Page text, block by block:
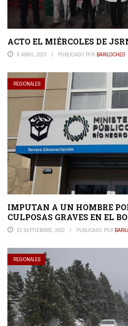
ACTO EL MIÉRCOLES DE
6 ABRIL, 2023 PUBLICADO POR BARILOCHED
REGIONALES
IMPUTAN A UN HOMBRE
CULPOSAS GRAVES EN EL
21 SEPTIEMBRE, 2022 PUBLICADO POR
REGIONALES